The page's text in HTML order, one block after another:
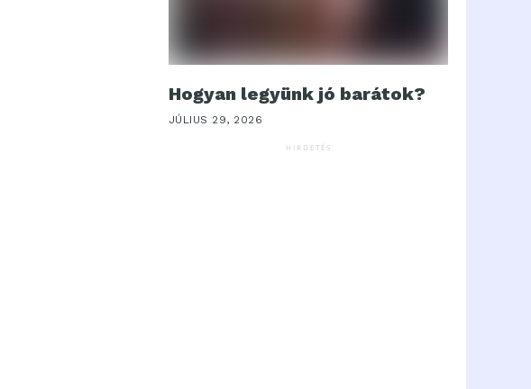
Hogyan legyünk jó barátok?
JÚLIUS 29, 2026
HIRDETÉS